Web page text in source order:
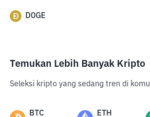
DOGE
Temukan Lebih Banyak Kripto
Seleksi kripto yang sedang tren di
BTC ETH